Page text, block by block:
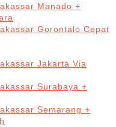
Manado +
Gorontalo Cepat
Jakarta Via
Surabaya +
Semarang +